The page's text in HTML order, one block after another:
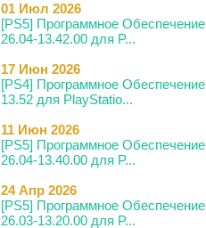
01 Июл 2026
[PS5] Программное Обеспечение
26.04-13.42.00 для P...
17 Июн 2026
[PS4] Программное Обеспечение
13.52 для PlayStatio...
11 Июн 2026
[PS5] Программное Обеспечение
26.04-13.40.00 для P...
24 Апр 2026
[PS5] Программное Обеспечение
26.03-13.20.00 для P...